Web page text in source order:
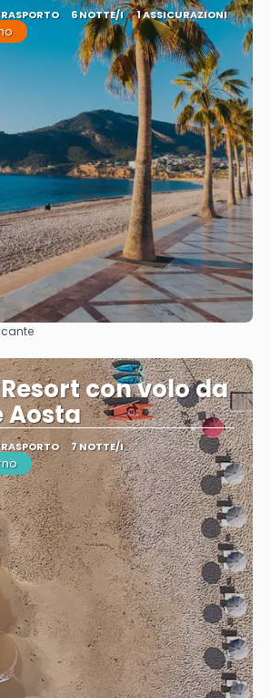
6 NOTTE/I 1 ASSICURAZIONI
con volo da
Aosta
7 NOTTE/I